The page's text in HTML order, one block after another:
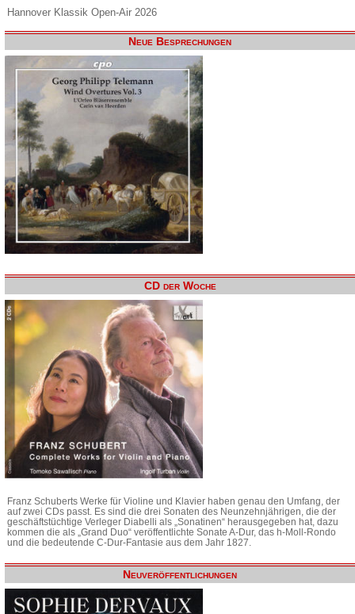
Hannover Klassik Open-Air 2026
Neue Besprechungen
CD der Woche
Franz Schuberts Werke für Violine und Klavier haben genau den Umfang, der
auf zwei CDs passt. Es sind die drei Sonaten des Neunzehnjährigen, die der
geschäftstüchtige Verleger Diabelli als „Sonatinen“ herausgegeben hat, dazu
kommen die als „Grand Duo“ veröffentlichte Sonate A-Dur, das h-Moll-Rondo
und die bedeutende C-Dur-Fantasie aus dem Jahr 1827.
Neuveröffentlichungen